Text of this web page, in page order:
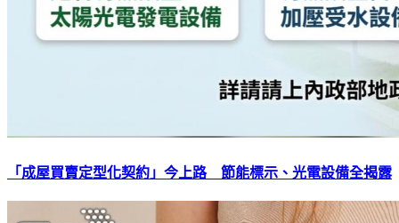
「成屋買賣定型化契約」今上路 節能標示、光電設備全揭露